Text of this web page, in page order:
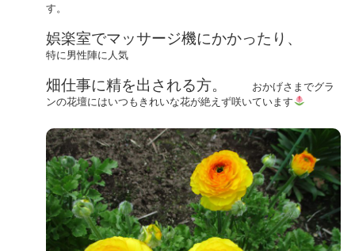
す。
娯楽室でマッサージ機にかかったり、
特に男性陣に人気
畑仕事に精を出される方。
おかげさまでグラ
ンの花壇にはいつもきれいな花が絶えず咲いています